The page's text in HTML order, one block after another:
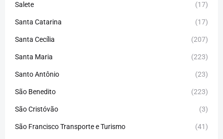
Salete (17)
Santa Catarina (17)
Santa Cecília (207)
Santa Maria (223)
Santo Antônio (23)
São Benedito (223)
São Cristóvão (3)
São Francisco Transporte e Turismo (41)